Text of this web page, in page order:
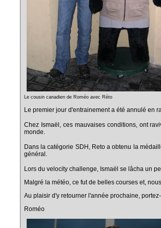
Le cousin canadien de Roméo avec Réto
Le premier jour d'entrainement a été annulé en
Chez Ismaël, ces mauvaises conditions, ont
monde.
Dans la catégorie SDH, Reto a obtenu la
général.
Lors du velocity challenge, Ismaël se lâcha un
Malgré la météo, ce fut de belles courses et,
Au plaisir d'y retourner l'année prochaine,
Roméo